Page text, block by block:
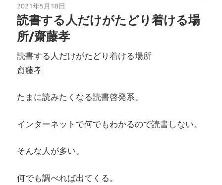
2021年5月18日
読書する人だけがたどり着ける場
所/齋藤孝
読書する人だけがたどり着ける場所
齋藤孝
たまに読みたくなる読書啓発系。
インターネットで何でもわかるので読書しない。
そんな人が多い。
何でも調べれば出てくる。